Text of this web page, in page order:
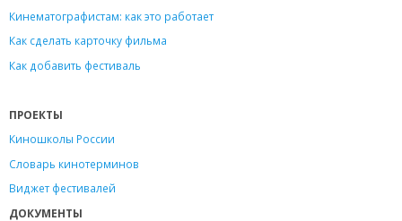
Кинематографистам: как это работает
Как сделать карточку фильма
Как добавить фестиваль
ПРОЕКТЫ
Киношколы России
Словарь кинотерминов
Виджет фестивалей
ДОКУМЕНТЫ